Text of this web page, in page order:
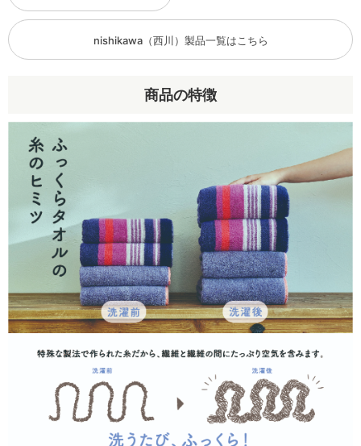
商品の特徴
nishikawa（西川）製品一覧はこちら